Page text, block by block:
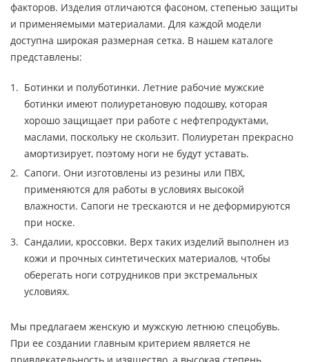
факторов. Изделия отличаются фасоном, степенью защиты
и применяемыми материалами. Для каждой модели
доступна широкая размерная сетка. В нашем каталоге
представлены:
Ботинки и полуботинки. Летние рабочие мужские
ботинки имеют полиуретановую подошву, которая
хорошо защищает при работе с нефтепродуктами,
маслами, поскольку не скользит. Полиуретан прекрасно
амортизирует, поэтому ноги не будут уставать.
Сапоги. Они изготовлены из резины или ПВХ,
применяются для работы в условиях высокой
влажности. Сапоги не трескаются и не деформируются
при носке.
Сандалии, кроссовки. Верх таких изделий выполнен из
кожи и прочных синтетических материалов, чтобы
оберегать ноги сотрудников при экстремальных
условиях.
Мы предлагаем женскую и мужскую летнюю спецобувь.
При ее создании главным критерием является не